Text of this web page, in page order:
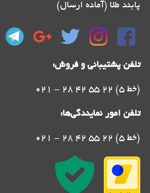
پابند طلا (آماده ارسال)
تلفن پشتیبانی و فروش:
021 - 28 42 55 22 (5 خط)
تلفن امور نمایندگی‌ها:
021 - 28 42 55 22 (5 خط)